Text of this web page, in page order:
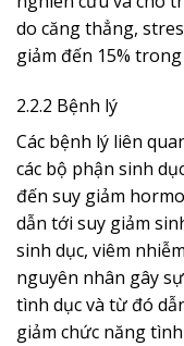
do căng thẳng,
giảm đến 15%
2.2.2 Bệnh lý
Các bệnh lý liên
các bộ phận sinh
đến suy giảm
dẫn tới suy giảm
sinh dục, viêm
nguyên nhân gây
tình dục và từ đó
giảm chức năng tình